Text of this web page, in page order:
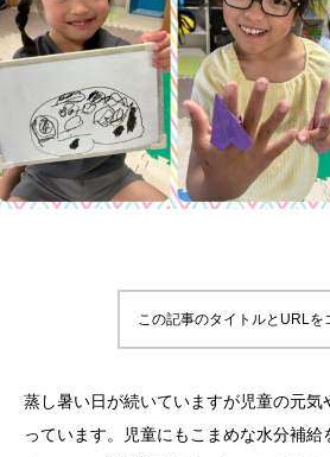
この記事のタイトルとURLを
蒸し暑い日が続いていますが児童の元気
っています。児童にもこまめな水分補